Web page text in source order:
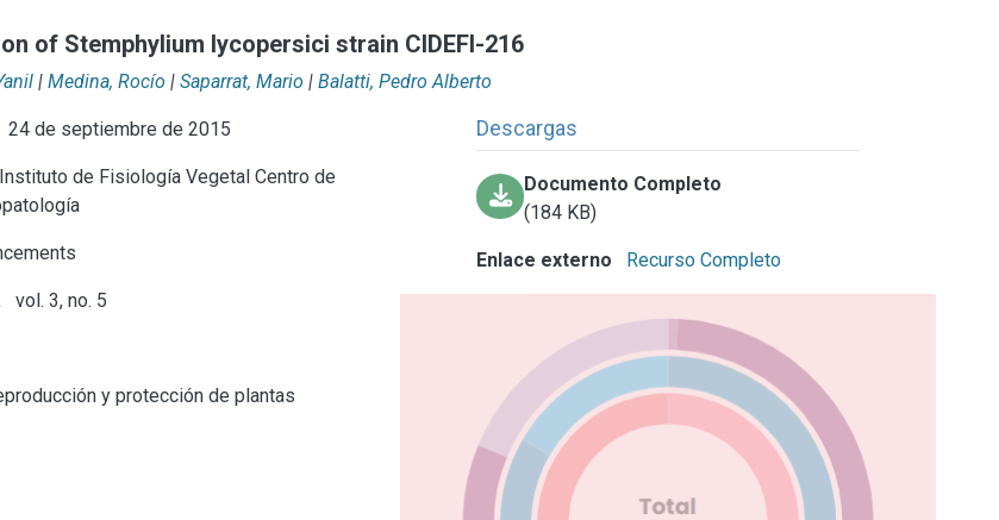
of Stemphylium lycopersici strain CIDEFI-216
| Medina, Rocío | Saparrat, Mario | Balatti, Pedro Alberto
24 de septiembre de 2015
Instituto de Fisiología VegetalCentro de
vol. 3, no. 5
y protección de plantas
Descargas
Documento Completo
(184 KB)
Enlace externo Recurso Completo